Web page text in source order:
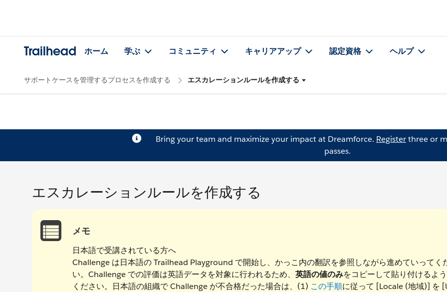
Trailhead ホーム 学ぶ コミュニティ キャリアアップ 認定資格 ヘルプ
サポートケースを管理するプロセスを作成する エスカレーションルールを作成する
Bring your team and maximize your impact at Dreamforce. Registerthree or
passes.
エスカレーションルールを作成する
メモ
日本語で受講されている方へ
Challenge は日本語の Trailhead Playground で開始し、かっこ内の翻訳を参照しながら進めていってく
い。Challenge での評価は英語データを対象に行われるため、 英語の値のみをコピーして貼り付けるよ
ください。日本語の組織で Challenge が不合格だった場合は、(1) この手順に従って [Locale (地域)] を